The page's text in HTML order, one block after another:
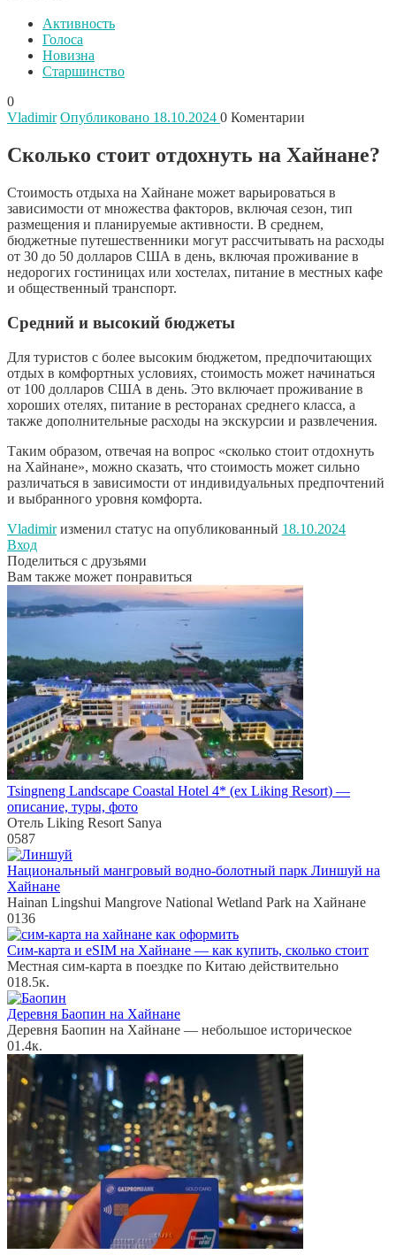
Активность
Голоса
Новизна
Старшинство
0
Vladimir Опубликовано 18.10.2024 0 Коментарии
Сколько стоит отдохнуть на Хайнане?
Стоимость отдыха на Хайнане может варьироваться в
зависимости от множества факторов, включая сезон, тип
размещения и планируемые активности. В среднем,
бюджетные путешественники могут рассчитывать на расходы
от 30 до 50 долларов США в день, включая проживание в
недорогих гостиницах или хостелах, питание в местных кафе
и общественный транспорт.
Средний и высокий бюджеты
Для туристов с более высоким бюджетом, предпочитающих
отдых в комфортных условиях, стоимость может начинаться
от 100 долларов США в день. Это включает проживание в
хороших отелях, питание в ресторанах среднего класса, а
также дополнительные расходы на экскурсии и развлечения.
Таким образом, отвечая на вопрос «сколько стоит отдохнуть
на Хайнане», можно сказать, что стоимость может сильно
различаться в зависимости от индивидуальных предпочтений
и выбранного уровня комфорта.
Vladimirизменил статус на опубликованный 18.10.2024
Вход
Поделиться с друзьями
Вам также может понравиться
Tsingneng Landscape Coastal Hotel 4* (ex Liking Resort) —
описание, туры, фото
Отель Liking Resort Sanya
0587
Национальный мангровый водно-болотный парк Линшуй на
Хайнане
Hainan Lingshui Mangrove National Wetland Park на Хайнане
0136
Сим-карта и eSIM на Хайнане — как купить, сколько стоит
Местная сим-карта в поездке по Китаю действительно
018.5к.
Деревня Баопин на Хайнане
Деревня Баопин на Хайнане — небольшое историческое
01.4к.